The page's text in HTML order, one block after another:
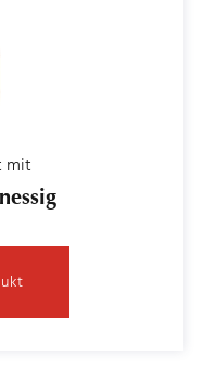
mit